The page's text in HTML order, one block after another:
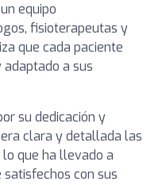
equipo
fisioterapeutas y
que cada paciente
a sus
su dedicación y
clara y detallada las
que ha llevado a
con sus